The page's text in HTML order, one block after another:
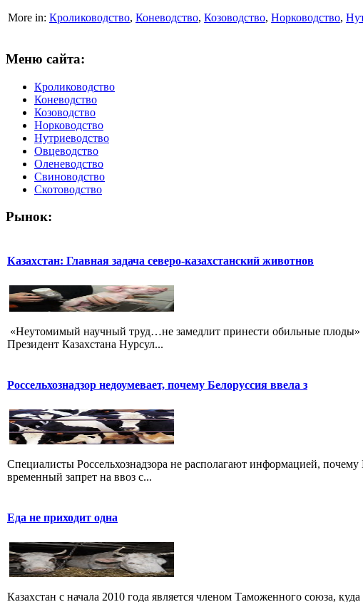
More in: Кролиководство, Коневодство, Козоводство, Норководство,
Меню сайта:
Кролиководство
Коневодство
Козоводство
Норководство
Нутриеводство
Овцеводство
Оленеводство
Свиноводство
Скотоводство
Рынок:
Казахстан: Главная задача северо-казахстанский животнов
«Неутомимый научный труд…не замедлит принести обильные
Президент Казахстана Нурсул...
Россельхознадзор недоумевает, почему Белоруссия ввела з
Специалисты Россельхознадзора не располагают информацией, почему
временный запрет на ввоз с...
Еда не приходит одна
Казахстан с начала 2010 года является членом Таможенного союза, куда